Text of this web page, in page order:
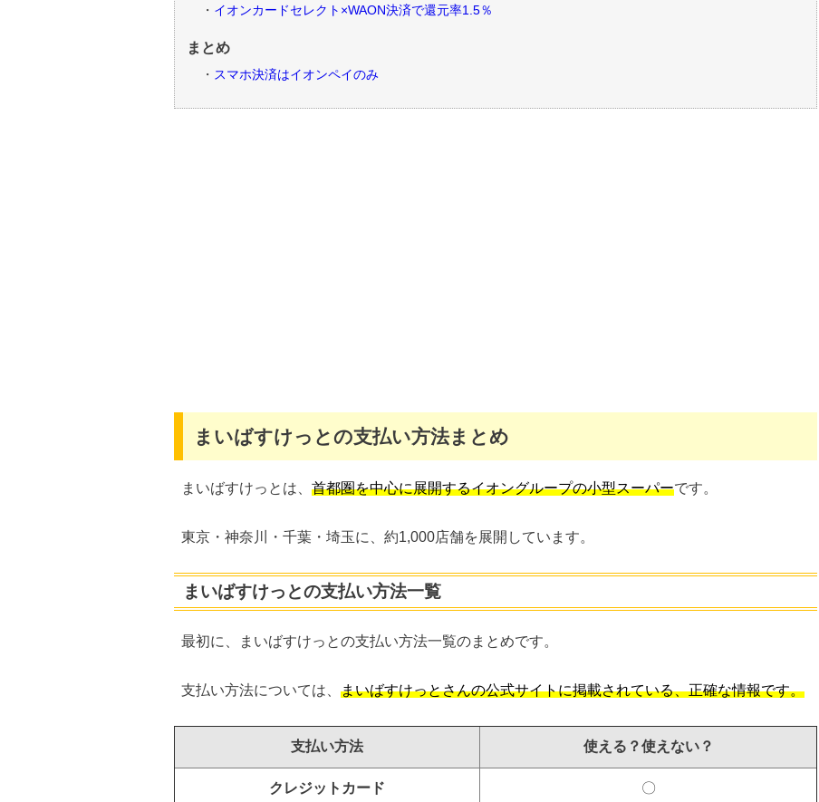
イオンカードセレクト×WAON決済で還元率1.5％
まとめ
スマホ決済はイオンペイのみ
まいばすけっとの支払い方法まとめ
まいばすけっとは、 首都圏を中心に展開するイオングループの小型スーパーです。
東京・神奈川・千葉・埼玉に、約1,000店舗を展開しています。
まいばすけっとの支払い方法一覧
最初に、まいばすけっとの支払い方法一覧のまとめです。
支払い方法については、 まいばすけっとさんの公式サイトに掲載されている、正確な情報です。
支払い方法 使える？使えない？
クレジットカード 〇